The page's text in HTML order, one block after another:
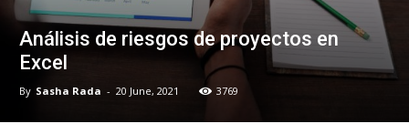
Análisis de riesgos de proyectos en
Excel
By Sasha Rada - 20 June, 2021 3769